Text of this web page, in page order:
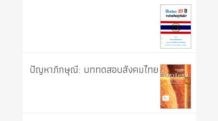
ปัญหาภิกษุณี: บททดสอบสังคมไทย